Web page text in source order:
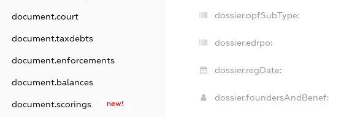
document.court
document.taxdebts
document.enforcements
document.balances
document.scorings new!
dossier.opfSubType:
dossier.edrpo:
dossier.regDate:
dossier.foundersAndBenef: